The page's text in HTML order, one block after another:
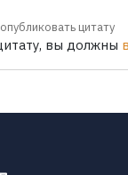
цитату
вы должны